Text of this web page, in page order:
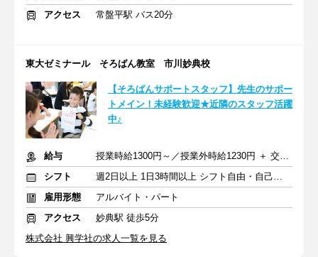
アクセス
常盤平駅 バス20分
東大ゼミナール そろばん教室 市川妙典校
【そろばんサポートスタッフ】先生のサポー
トメイン！未経験歓迎★近隣のスタッフ活躍
中♪
給与
授業時給1300円～／授業外時給1230円 ＋ 交通費全額支給
シフト
週2日以上 1日3時間以上 シフト自由・自己申告
雇用形態
アルバイト・パート
アクセス
妙典駅 徒歩5分
株式会社 興学社の求人一覧を見る